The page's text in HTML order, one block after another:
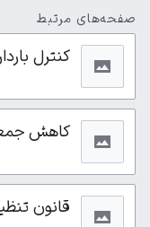
صفحه‌های مرتبط
کنترل
کاهش
قانون